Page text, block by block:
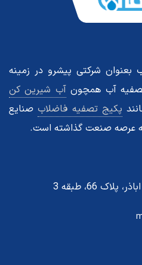
شرکتی پیشرو در زمینه
آب همچونآب شیرین کن
پکیج تصفیه فاضلاب صنایع
عرصه صنعت گذاشته است.
66، طبقه 3